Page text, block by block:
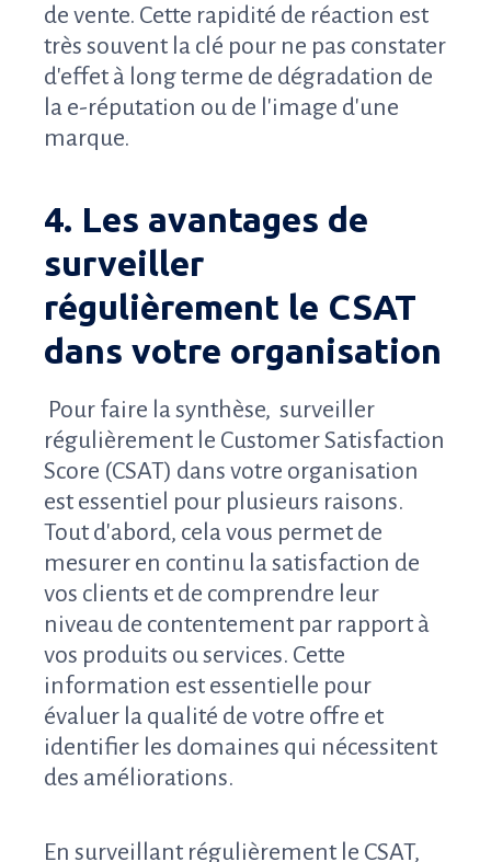
de vente. Cette rapidité de réaction est
très souvent la clé pour ne pas constater
d'effet à long terme de dégradation de
la e-réputation ou de l'image d'une
marque.
4. Les avantages de
surveiller
régulièrement le CSAT
dans votre organisation
Pour faire la synthèse, surveiller
régulièrement le Customer Satisfaction
Score (CSAT) dans votre organisation
est essentiel pour plusieurs raisons.
Tout d'abord, cela vous permet de
mesurer en continu la satisfaction de
vos clients et de comprendre leur
niveau de contentement par rapport à
vos produits ou services. Cette
information est essentielle pour
évaluer la qualité de votre offre et
identifier les domaines qui nécessitent
des améliorations.
En surveillant régulièrement le CSAT,